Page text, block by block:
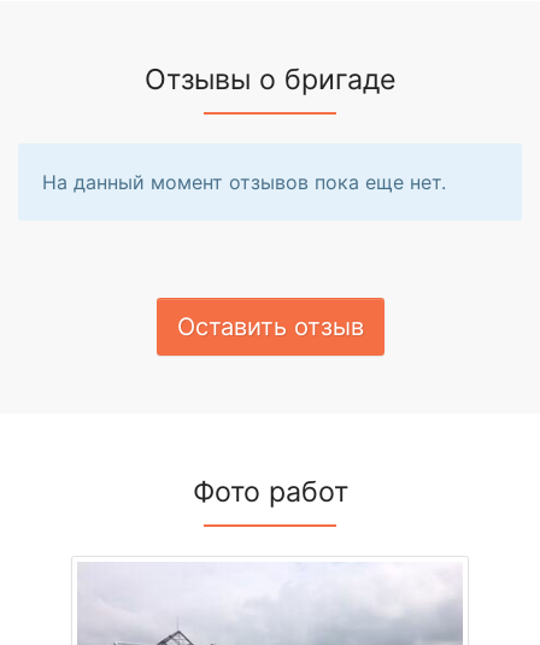
Отзывы о бригаде
На данный момент отзывов пока еще нет.
Оставить отзыв
Фото работ